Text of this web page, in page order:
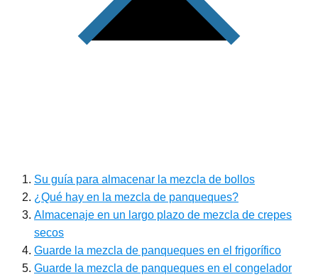
Su guía para almacenar la mezcla de bollos
¿Qué hay en la mezcla de panqueques?
Almacenaje en un largo plazo de mezcla de crepes
secos
Guarde la mezcla de panqueques en el frigorífico
Guarde la mezcla de panqueques en el congelador